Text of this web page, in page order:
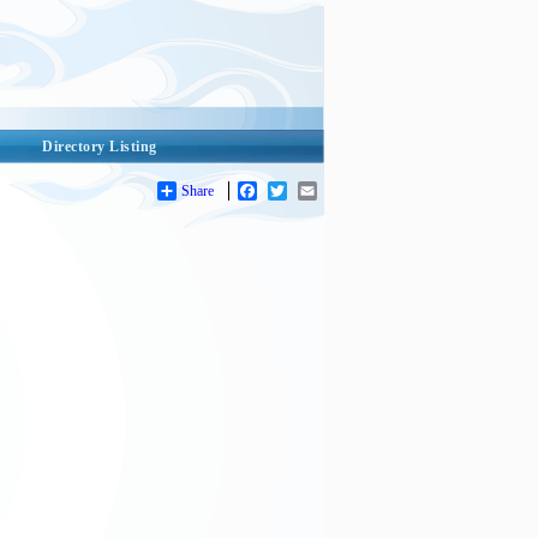
Directory Listing
Share Facebook
Twitter